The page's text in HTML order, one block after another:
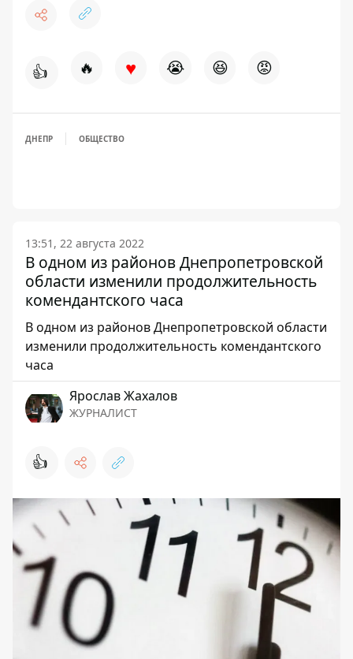
👍 🔥 ♥ 😭 😆 😡
ДНЕПР ОБЩЕСТВО
13:51, 22 августа 2022
В одном из районов Днепропетровской
области изменили продолжительность
комендантского часа
В одном из районов Днепропетровской области
изменили продолжительность комендантского
часа
Ярослав Жахалов
ЖУРНАЛИСТ
👍